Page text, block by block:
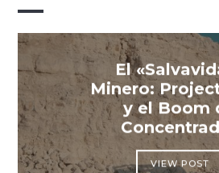
El
Minero:
y el Boom
VIEW POST